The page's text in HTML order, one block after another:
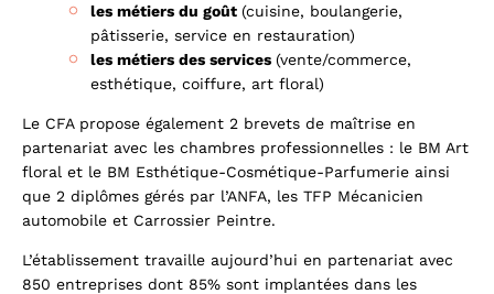
les métiers du goût (cuisine, boulangerie,
pâtisserie, service en restauration)
les métiers des services (vente/commerce,
esthétique, coiffure, art floral)
Le CFA propose également 2 brevets de maîtrise en
partenariat avec les chambres professionnelles : le BM Art
floral et le BM Esthétique-Cosmétique-Parfumerie ainsi
que 2 diplômes gérés par l’ANFA, les TFP Mécanicien
automobile et Carrossier Peintre.
L’établissement travaille aujourd’hui en partenariat avec
850 entreprises dont 85% sont implantées dans les